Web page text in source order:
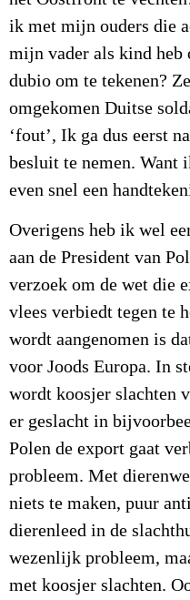
ik met mijn ouders die
mijn vader als kind
dubio om te tekenen?
omgekomen Duitse
‘fout’, Ik ga dus eerst
besluit te nemen. Want
even snel een
Overigens heb ik wel
aan de President van
verzoek om de wet die
vlees verbiedt tegen te
wordt aangenomen is
voor Joods Europa. In
wordt koosjer slachten
er geslacht in
Polen de export gaat
probleem. Met
niets te maken, puur
dierenleed in de
wezenlijk probleem,
met koosjer slachten.